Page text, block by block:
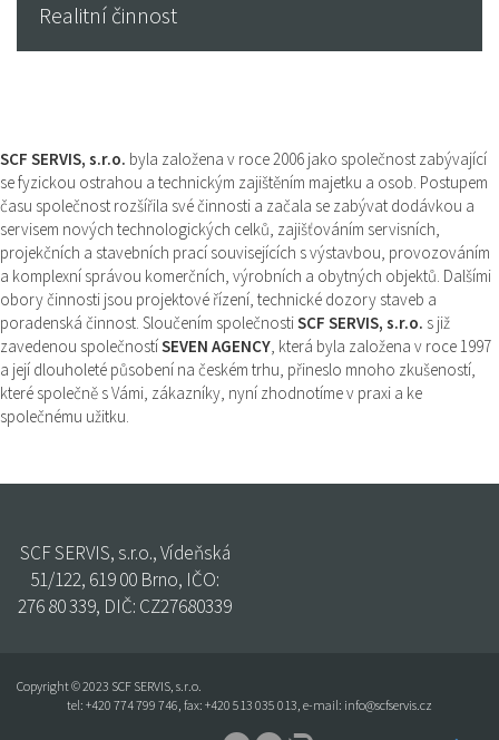
Realitní činnost
SCF SERVIS, s.r.o. byla založena v roce 2006 jako společnost zabývající
se fyzickou ostrahou a technickým zajištěním majetku a osob. Postupem
času společnost rozšířila své činnosti a začala se zabývat dodávkou a
servisem nových technologických celků, zajišťováním servisních,
projekčních a stavebních prací souvisejících s výstavbou, provozováním
a komplexní správou komerčních, výrobních a obytných objektů. Dalšími
obory činnosti jsou projektové řízení, technické dozory staveb a
poradenská činnost. Sloučením společnostiSCF SERVIS, s.r.o. s již
zavedenou společnostíSEVEN AGENCY, která byla založena v roce 1997
a její dlouholeté působení na českém trhu, přineslo mnoho zkušeností,
které společně s Vámi, zákazníky, nyní zhodnotíme v praxi a ke
společnému užitku.
SCF SERVIS, s.r.o., Vídeňská
51/122, 619 00 Brno, IČO:
276 80 339, DIČ: CZ27680339
Copyright © 2023 SCF SERVIS, s.r.o.
tel: +420 774 799 746, fax: +420 513 035 013, e-mail: info@scfservis.cz